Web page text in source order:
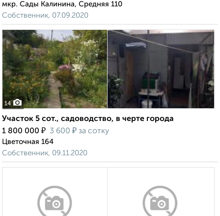
мкр. Сады Калинина, Средняя 110
Собственник, 07.09.2020
14
Участок 5 сот., садоводство, в черте города
1 800 000 ₽ 3 600 ₽ за сотку
Цветочная 164
Собственник, 09.11.2020